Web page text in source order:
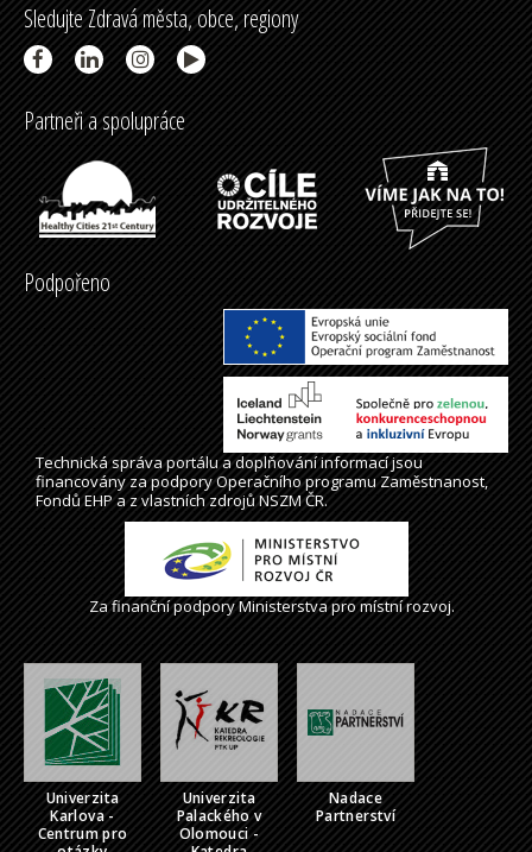
Sledujte Zdravá města, obce, regiony
Partneři a spolupráce
Podpořeno
Technická správaportálua doplňování informací jsou
financovány za podpory Operačního programu Zaměstnanost,
Fondů EHP a z vlastních zdrojů NSZM ČR.
Za finanční podpory Ministerstva pro místní rozvoj.
Univerzita
Karlova -
Centrum pro
Univerzita
Palackého v
Olomouci -
Nadace
Partnerství